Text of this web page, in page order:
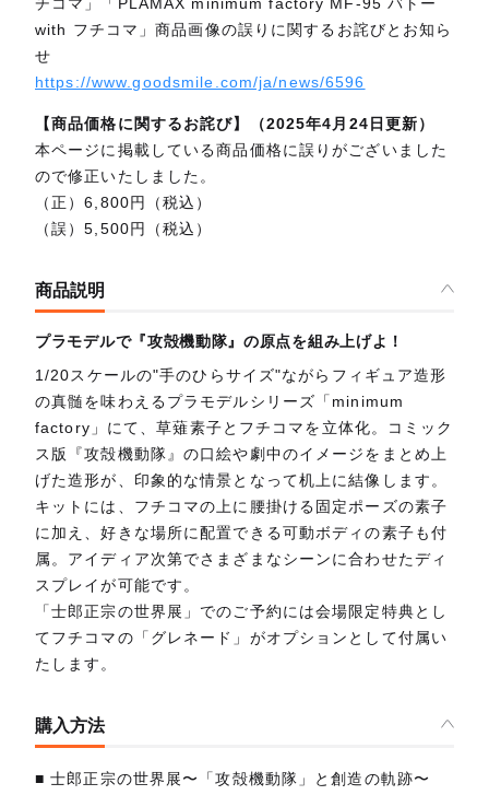
チコマ」「PLAMAX minimum factory MF-95 バトー
with フチコマ」商品画像の誤りに関するお詫びとお知ら
せ
https://www.goodsmile.com/ja/news/6596
【商品価格に関するお詫び】（2025年4月24日更新）
本ページに掲載している商品価格に誤りがございました
ので修正いたしました。
（正）6,800円（税込）
（誤）5,500円（税込）
商品説明
プラモデルで『攻殻機動隊』の原点を組み上げよ！
1/20スケールの"手のひらサイズ"ながらフィギュア造形
の真髄を味わえるプラモデルシリーズ「minimum
factory」にて、草薙素子とフチコマを立体化。コミック
ス版『攻殻機動隊』の口絵や劇中のイメージをまとめ上
げた造形が、印象的な情景となって机上に結像します。
キットには、フチコマの上に腰掛ける固定ポーズの素子
に加え、好きな場所に配置できる可動ボディの素子も付
属。アイディア次第でさまざまなシーンに合わせたディ
スプレイが可能です。
「士郎正宗の世界展」でのご予約には会場限定特典とし
てフチコマの「グレネード」がオプションとして付属い
たします。
購入方法
■ 士郎正宗の世界展〜「攻殻機動隊」と創造の軌跡〜